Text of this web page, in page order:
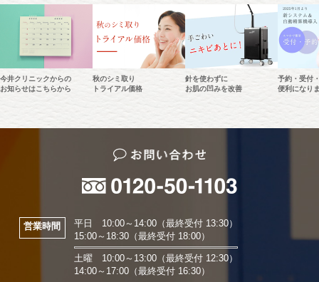
今井クリニックからの
お知らせはこちらから
秋のシミ取り
トライアル価格
針を使わずに
お肌の凹みを改善
予約・受付
便利になり
営業時間
平日 10:00～14:00（最終受付 13:30）
15:00～18:30（最終受付 18:00）
土曜 10:00～13:00（最終受付 12:30）
14:00～17:00（最終受付 16:30）